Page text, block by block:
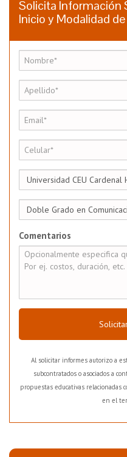
Solicita Información
Inicio y Modalidad
Comentarios
Al solicitar informes autorizo a
subcontratados o asociados a
propuestas educativas
en el